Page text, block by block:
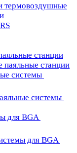
термовоздушные
станции
станции
системы
системы
для BGA
для BGA